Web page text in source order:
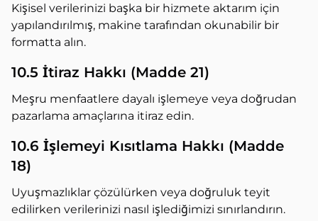
Kişisel verilerinizi başka bir hizmete aktarım için
yapılandırılmış, makine tarafından okunabilir bir
formatta alın.
10.5 İtiraz Hakkı (Madde 21)
Meşru menfaatlere dayalı işlemeye veya doğrudan
pazarlama amaçlarına itiraz edin.
10.6 İşlemeyi Kısıtlama Hakkı (Madde
18)
Uyuşmazlıklar çözülürken veya doğruluk teyit
edilirken verilerinizi nasıl işlediğimizi sınırlandırın.